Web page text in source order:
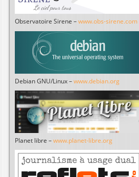
Observatoire Sirene – www.obs-sirene.com
Debian GNU/Linux – www.debian.org
Planet libre – www.planet-libre.org